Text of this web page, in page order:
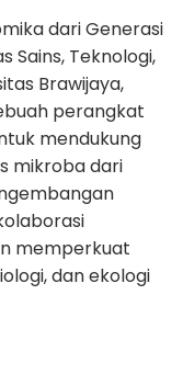
dari Generasi
Sains, Teknologi,
Brawijaya,
perangkat
mendukung
mikroba dari
memperkuat
dan ekologi